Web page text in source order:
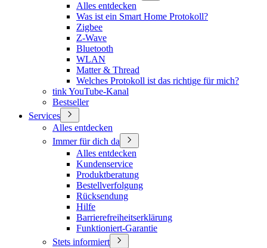
Alles entdecken
Was ist ein Smart Home Protokoll?
Zigbee
Z-Wave
Bluetooth
WLAN
Matter & Thread
Welches Protokoll ist das richtige für mich?
tink YouTube-Kanal
Bestseller
Services
Alles entdecken
Immer für dich da
Alles entdecken
Kundenservice
Produktberatung
Bestellverfolgung
Rücksendung
Hilfe
Barrierefreiheitserklärung
Funktioniert-Garantie
Stets informiert